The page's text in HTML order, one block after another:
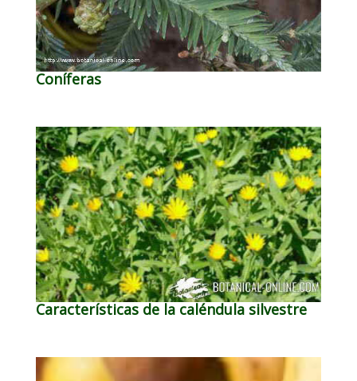
Coníferas
Características de la caléndula silvestre